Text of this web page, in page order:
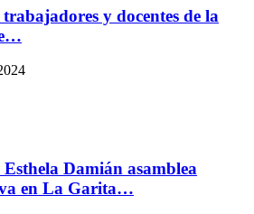
y docentes de la
Esthela Damián asamblea
en La Garita…